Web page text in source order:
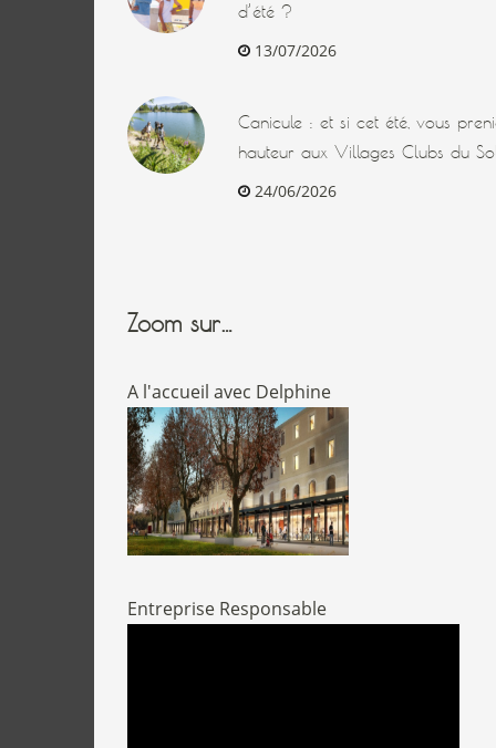
d’été ?
13/07/2026
Canicule : et si cet été, vous
hauteur aux Villages Clubs du
24/06/2026
Zoom sur…
A l'accueil avec Delphine
Entreprise Responsable